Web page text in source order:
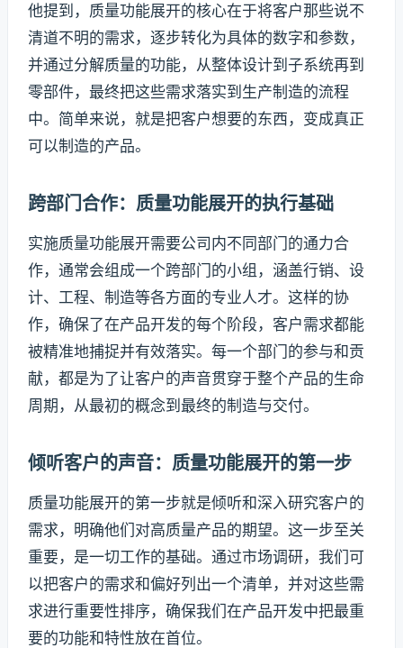
他提到，质量功能展开的核心在于将客户那些说不
清道不明的需求，逐步转化为具体的数字和参数，
并通过分解质量的功能，从整体设计到子系统再到
零部件，最终把这些需求落实到生产制造的流程
中。简单来说，就是把客户想要的东西，变成真正
可以制造的产品。
跨部门合作：质量功能展开的执行基础
实施质量功能展开需要公司内不同部门的通力合
作，通常会组成一个跨部门的小组，涵盖行销、设
计、工程、制造等各方面的专业人才。这样的协
作，确保了在产品开发的每个阶段，客户需求都能
被精准地捕捉并有效落实。每一个部门的参与和贡
献，都是为了让客户的声音贯穿于整个产品的生命
周期，从最初的概念到最终的制造与交付。
倾听客户的声音：质量功能展开的第一步
质量功能展开的第一步就是倾听和深入研究客户的
需求，明确他们对高质量产品的期望。这一步至关
重要，是一切工作的基础。通过市场调研，我们可
以把客户的需求和偏好列出一个清单，并对这些需
求进行重要性排序，确保我们在产品开发中把最重
要的功能和特性放在首位。